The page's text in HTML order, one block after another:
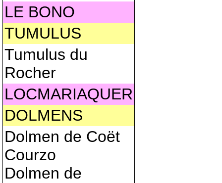
LE BONO
TUMULUS
Tumulus du
Rocher
LOCMARIAQUER
DOLMENS
Dolmen de Coët
Courzo
Dolmen de